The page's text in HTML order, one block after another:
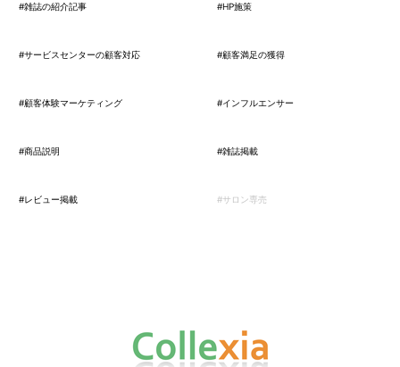
#雑誌の紹介記事 #HP施策
#サービスセンターの顧客対応 #顧客満足の獲得
#顧客体験マーケティング #インフルエンサー
#商品説明 #雑誌掲載
#レビュー掲載 #サロン専売